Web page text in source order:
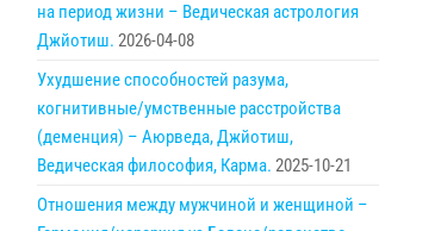
на период жизни – Ведическая астрология
Джйотиш. 2026-04-08
Ухудшение способностей разума,
когнитивные/умственные расстройства
(деменция) – Аюрведа, Джйотиш,
Ведическая философия, Карма. 2025-10-21
Отношения между мужчиной и женщиной –